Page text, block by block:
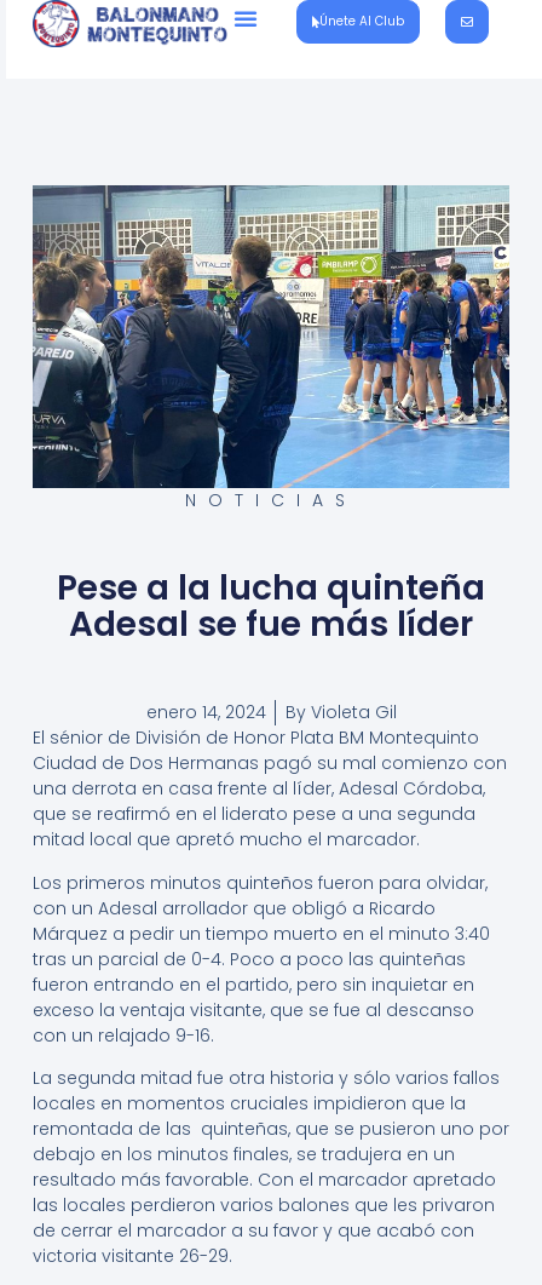
Únete Al Club
NOTICIAS
Pese a la lucha quinteña
Adesal se fue más líder
enero 14, 2024 ByVioleta Gil
El sénior de División de Honor Plata BM Montequinto
Ciudad de Dos Hermanas pagó su mal comienzo con
una derrota en casa frente al líder, Adesal Córdoba,
que se reafirmó en el liderato pese a una segunda
mitad local que apretó mucho el marcador.
Los primeros minutos quinteños fueron para olvidar,
con un Adesal arrollador que obligó a Ricardo
Márquez a pedir un tiempo muerto en el minuto 3:40
tras un parcial de 0-4. Poco a poco las quinteñas
fueron entrando en el partido, pero sin inquietar en
exceso la ventaja visitante, que se fue al descanso
con un relajado 9-16.
La segunda mitad fue otra historia y sólo varios fallos
locales en momentos cruciales impidieron que la
remontada de las quinteñas, que se pusieron uno por
debajo en los minutos finales, se tradujera en un
resultado más favorable. Con el marcador apretado
las locales perdieron varios balones que les privaron
de cerrar el marcador a su favor y que acabó con
victoria visitante 26-29.